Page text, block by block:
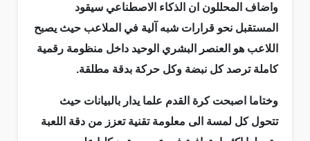
واضاف المحللون ان الذكاء الاصطناعي سيقود
المستقبل نحو قرارات شبه آلية في الملاعب حيث يصبح
اللاعب هو العنصر البشري الوحيد داخل منظومة رقمية
كاملة ترصد كل نبضة وكل حركة بدقة مطلقة.
وختاما اصبحت كرة القدم علما يدار بالبيانات حيث
تتحول كل لمسة الى معلومة تقنية تعزز من دقة اللعبة